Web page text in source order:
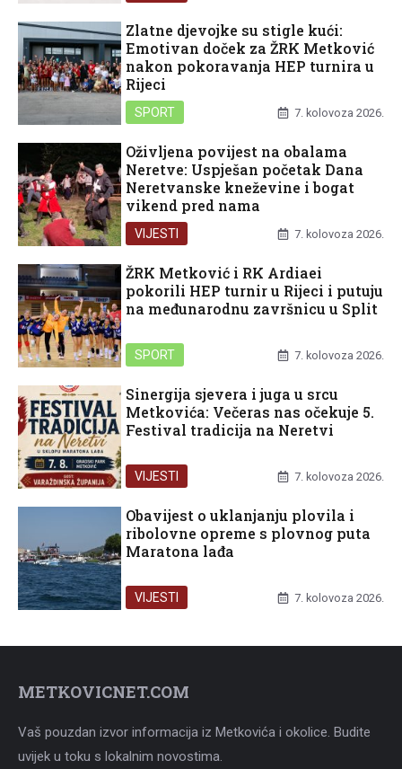
Zlatne djevojke su stigle kući:
Emotivan doček za ŽRK Metković
nakon pokoravanja HEP turnira u
Rijeci
SPORT 7. kolovoza 2026.
Oživljena povijest na obalama
Neretve: Uspješan početak Dana
Neretvanske kneževine i bogat
vikend pred nama
VIJESTI 7. kolovoza 2026.
ŽRK Metković i RK Ardiaei
pokorili HEP turnir u Rijeci i putuju
na međunarodnu završnicu u Split
SPORT 7. kolovoza 2026.
Sinergija sjevera i juga u srcu
Metkovića: Večeras nas očekuje 5.
Festival tradicija na Neretvi
VIJESTI 7. kolovoza 2026.
Obavijest o uklanjanju plovila i
ribolovne opreme s plovnog puta
Maratona lađa
VIJESTI 7. kolovoza 2026.
METKOVICNET.COM
Vaš pouzdan izvor informacija iz Metkovića i okolice. Budite
uvijek u toku s lokalnim novostima.